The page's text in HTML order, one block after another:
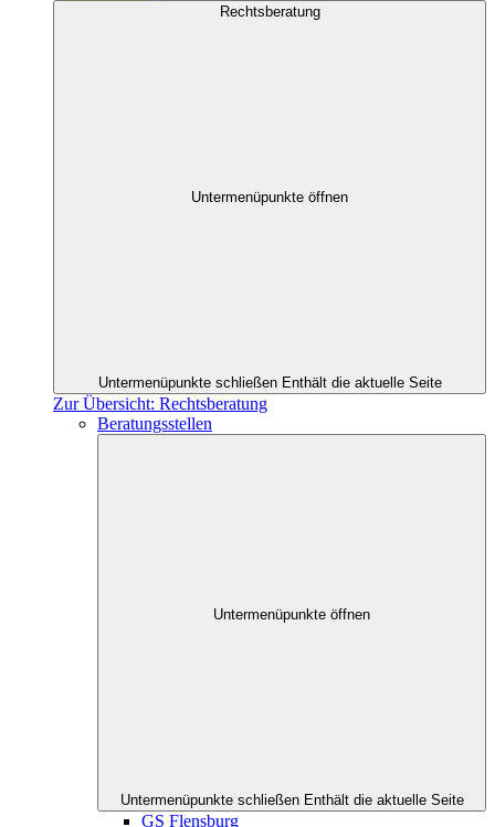
Rechtsberatung
Untermenüpunkte öffnen
Untermenüpunkte schließen Enthält die aktuelle Seite
Zur Übersicht: Rechtsberatung
Beratungsstellen
Untermenüpunkte öffnen
Untermenüpunkte schließen Enthält die aktuelle Seite
GS Flensburg